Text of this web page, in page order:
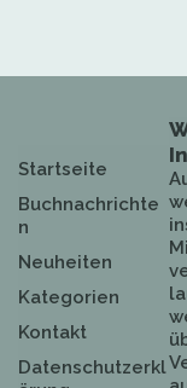
Startseite
Buchnachrichte
n
Neuheiten
Kategorien
Kontakt
Datenschutzerkl